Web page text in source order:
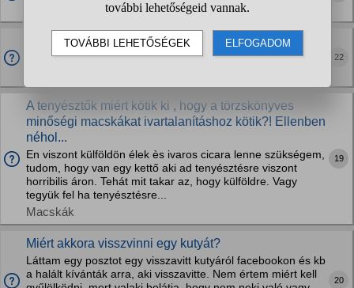
Ha kergetne egy nagyra nőtt Kutya akkor mit
csinálnál?
22
A tenyésztők miért kötik ki , hogy a törzskönyves
minőségi macskákat ivartalanításhoz kötik?! Ellenben
néhol...
En viszont külföldön élek ès ivaros cicara lenne szükségem,
tudom, hogy van egy kettő aki ad tenyésztésre viszont
horribilis áron. Tehát mit takar az, hogy külföldre. Vagy
tegyük fel ha tenyésztésre...
Macskák
19
Miért akkora visszvinni egy kutyát?
Láttam egy posztot egy visszavitt kutyáról facebookon és kb
a halált kívánták arra, aki visszavitte. Nem értem miért kell
20